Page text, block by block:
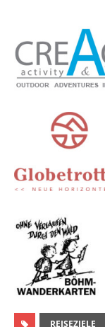
REISEZIELE